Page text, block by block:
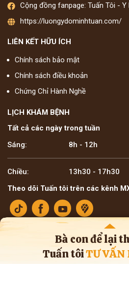
Bà con để lại
Tuấn tôiTƯ VẤN
Cộng đồng fanpage: Tuấn Tôi - Y
https://luongydominhtuan.com/
LIÊN KẾT HỮU ÍCH
Chính sách bảo mật
Chính sách điều khoản
Chứng Chỉ Hành Nghề
LỊCH KHÁM BỆNH
Tất cả các ngày trong tuần
Sáng:
8h - 12h
Chiều:
13h30 - 17h30
Theo dõi Tuấn tôi trên các kênh
Bản quyền ©2025 Lương y Đỗ Minh
* Thông tin trên website mang tính tham khảo